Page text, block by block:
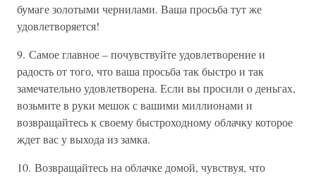
бумаге золотыми чернилами. Ваша просьба тут же
удовлетворяется!
9. Самое главное – почувствуйте удовлетворение и
радость от того, что ваша просьба так быстро и так
замечательно удовлетворена. Если вы просили о деньгах,
возьмите в руки мешок с вашими миллионами и
возвращайтесь к своему быстроходному облачку которое
ждет вас у выхода из замка.
10. Возвращайтесь на облачке домой, чувствуя, что